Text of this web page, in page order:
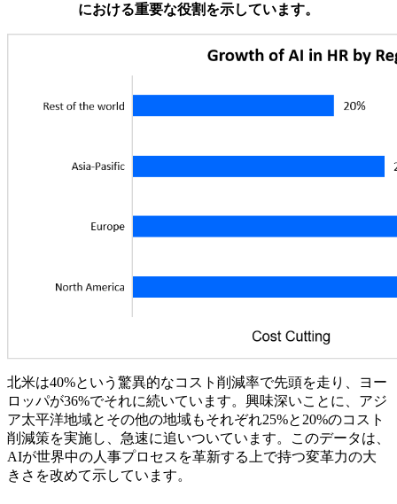
における重要な役割を示しています。
北米は40%という驚異的なコスト削減率で先頭を走り、ヨー
ロッパが36%でそれに続いています。興味深いことに、アジ
ア太平洋地域とその他の地域もそれぞれ25%と20%のコスト
削減策を実施し、急速に追いついています。このデータは、
AIが世界中の人事プロセスを革新する上で持つ変革力の大
きさを改めて示しています。